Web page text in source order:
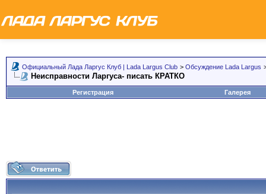
Официальный Лада Ларгус Клуб | Lada Largus Club > Обсуждение Lada Largus
Неисправности Ларгуса- писать КРАТКО
Регистрация Галерея